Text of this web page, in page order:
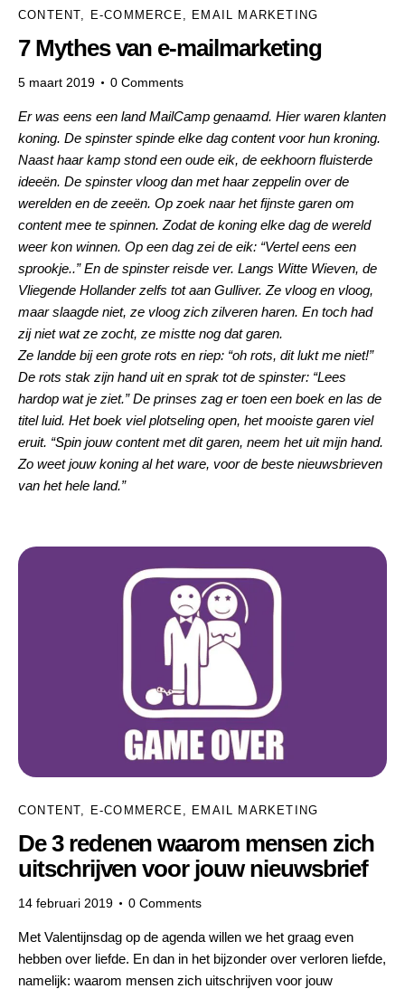
CONTENT, E-COMMERCE, EMAIL MARKETING
7 Mythes van e-mailmarketing
5 maart 2019 0 Comments
Er was eens een land MailCamp genaamd. Hier waren klanten
koning. De spinster spinde elke dag content voor hun kroning.
Naast haar kamp stond een oude eik, de eekhoorn fluisterde
ideeën. De spinster vloog dan met haar zeppelin over de
werelden en de zeeën. Op zoek naar het fijnste garen om
content mee te spinnen. Zodat de koning elke dag de wereld
weer kon winnen. Op een dag zei de eik: “Vertel eens een
sprookje..” En de spinster reisde ver. Langs Witte Wieven, de
Vliegende Hollander zelfs tot aan Gulliver. Ze vloog en vloog,
maar slaagde niet, ze vloog zich zilveren haren. En toch had
zij niet wat ze zocht, ze mistte nog dat garen.
Ze landde bij een grote rots en riep: “oh rots, dit lukt me niet!”
De rots stak zijn hand uit en sprak tot de spinster: “Lees
hardop wat je ziet.” De prinses zag er toen een boek en las de
titel luid. Het boek viel plotseling open, het mooiste garen viel
eruit. “Spin jouw content met dit garen, neem het uit mijn hand.
Zo weet jouw koning al het ware, voor de beste nieuwsbrieven
van het hele land.”
CONTENT E-COMMERCE EMAIL MARKETING
De 3 redenen waarom mensen zich
uitschrijven voor jouw nieuwsbrief
14 februari 2019 0 Comments
Met Valentijnsdag op de agenda willen we het graag even
hebben over liefde. En dan in het bijzonder over verloren liefde,
namelijk: waarom mensen zich uitschrijven voor jouw